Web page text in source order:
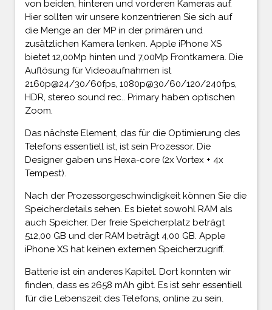
von beiden, hinteren und vorderen Kameras auf.
Hier sollten wir unsere konzentrieren Sie sich auf
die Menge an der MP in der primären und
zusätzlichen Kamera lenken. Apple iPhone XS
bietet 12,00Mp hinten und 7,00Mp Frontkamera. Die
Auflösung für Videoaufnahmen ist
2160p@24/30/60fps, 1080p@30/60/120/240fps,
HDR, stereo sound rec.. Primary haben optischen
Zoom.
Das nächste Element, das für die Optimierung des
Telefons essentiell ist, ist sein Prozessor. Die
Designer gaben uns Hexa-core (2x Vortex + 4x
Tempest).
Nach der Prozessorgeschwindigkeit können Sie die
Speicherdetails sehen. Es bietet sowohl RAM als
auch Speicher. Der freie Speicherplatz beträgt
512,00 GB und der RAM beträgt 4,00 GB. Apple
iPhone XS hat keinen externen Speicherzugriff.
Batterie ist ein anderes Kapitel. Dort konnten wir
finden, dass es 2658 mAh gibt. Es ist sehr essentiell
für die Lebenszeit des Telefons, online zu sein.